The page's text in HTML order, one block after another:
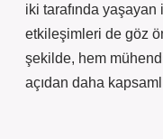
iki tarafında yaşayan
etkileşimleri de göz
şekilde, hem
açıdan daha